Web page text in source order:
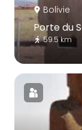
Bolivie
Porte du
59.5 km